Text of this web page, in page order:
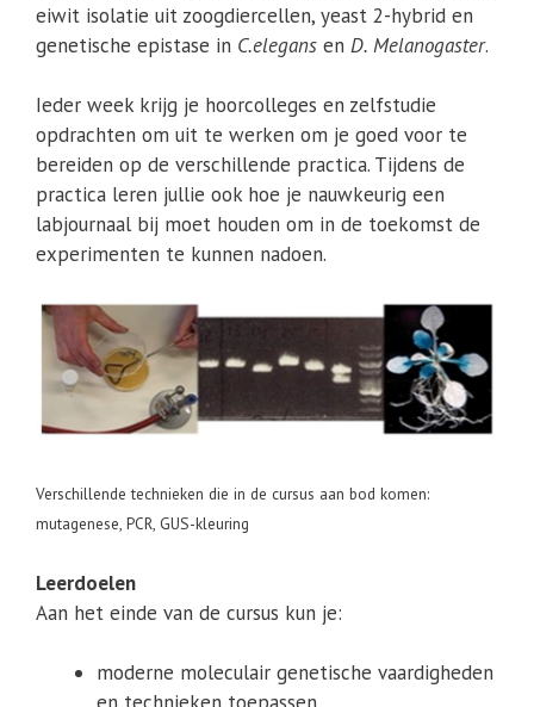
eiwit isolatie uit zoogdiercellen, yeast 2-hybrid en
genetische epistase in C.elegans en D. Melanogaster.
Ieder week krijg je hoorcolleges en zelfstudie
opdrachten om uit te werken om je goed voor te
bereiden op de verschillende practica. Tijdens de
practica leren jullie ook hoe je nauwkeurig een
labjournaal bij moet houden om in de toekomst de
experimenten te kunnen nadoen.
Verschillende technieken die in de cursus aan bod komen:
mutagenese, PCR, GUS-kleuring
Leerdoelen
Aan het einde van de cursus kun je:
moderne moleculair genetische vaardigheden